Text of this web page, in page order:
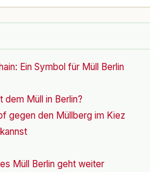
Ein Symbol für Müll Berlin
dem Müll in Berlin?
gegen den Müllberg im Kiez
Müll Berlin geht weiter